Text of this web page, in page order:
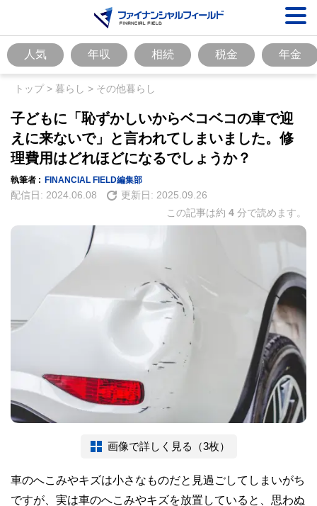
人気 年収 相続 税金 年金
トップ> 暮らし > その他暮らし
子どもに「恥ずかしいからベコベコの車で迎
えに来ないで」と言われてしまいました。修
理費用はどれほどになるでしょうか？
執筆者 : FINANCIAL FIELD編集部
配信日: 2024.06.08 更新日: 2025.09.26
この記事は約 4 分で読めます。
画像で詳しく見る（3枚）
車のへこみやキズは小さなものだと見過ごしてしまいがち
ですが、実は車のへこみやキズを放置していると、思わぬ